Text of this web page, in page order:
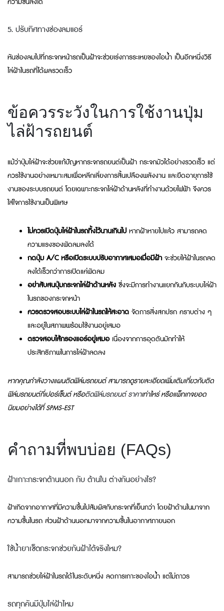
ความชื้นลงได้
5. ปรับทิศทางช่องลมแอร์
หันช่องลมไปที่กระจกหน้ารถเป็นฝ้าจะช่วยเร่งการระเหยของไอน้ำ เป็นอีกหนึ่งวิธี
ไล่ฝ้าในรถที่ได้ผลรวดเร็ว
ข้อควรระวังในการใช้งานปุ่ม
ไล่ฝ้ารถยนต์
แม้ว่าปุ่มไล่ฝ้าจะช่วยแก้ปัญหากระจกรถยนต์เป็นฝ้า กระจกมัวได้อย่างรวดเร็ว แต่
ควรใช้งานอย่างเหมาะสมเพื่อหลีกเลี่ยงการสิ้นเปลืองพลังงาน และยืดอายุการใช้
งานของระบบรถยนต์ โดยเฉพาะกระจกไล่ฝ้าด้านหลังที่ทำงานด้วยไฟฟ้า จึงควร
ใส่ใจการใช้งานเป็นพิเศษ
ไม่ควรเปิดปุ่มไล่ฝ้าในรถทิ้งไว้นานเกินไป หากฝ้าหายไปแล้ว สามารถลด
ความแรงของพัดลมลงได้
กดปุ่ม A/C หรือเปิดระบบปรับอากาศเสมอเมื่อมีฝ้าจะช่วยให้ฝ้าในรถลด
ลงได้เร็วกว่าการเปิดแค่พัดลม
อย่าสับสนปุ่มกระจกไล่ฝ้าด้านหลัง ซึ่งจะมีการทำงานแยกกันกับระบบไล่ฝ้า
ในรถของกระจกหน้า
ควรตรวจสอบระบบไล่ฝ้าในรถให้สะอาด จัดการสิ่งสกปรก คราบต่าง ๆ
และอยู่ในสภาพพร้อมใช้งานอยู่เสมอ
ตรวจสอบไส้กรองแอร์อยู่เสมอเนื่องจากการอุดตันมักทำให้
ประสิทธิภาพในการไล่ฝ้าลดลง
หากคุณกำลังวางแผนติดฟิล์มรถยนต์ สามารถดูรายละเอียดเพิ่มเติมเกี่ยวกับติด
ฟิล์มรถยนต์กี่เปอร์เซ็นต์ หรือติดฟิล์มรถยนต์ ราคาเท่าไหร่ หรือแพ็กเกจยอด
นิยมอย่างได้ที่ SPMS-EST
คำถามที่พบบ่อย (FAQs)
ฝ้าเกาะกระจกด้านนอก กับ ด้านใน ต่างกันอย่างไร?
ฝ้าเกิดจากอากาศที่มีความชื้นไปสัมผัสกับกระจกที่เย็นกว่า โดยฝ้าด้านในมาจาก
ความชื้นในรถ ส่วนฝ้าด้านนอกมาจากความชื้นในอากาศภายนอก
ใช้น้ำยาเช็ดกระจกช่วยกันฝ้าได้จริงไหม?
สามารถช่วยไล่ฝ้าในรถได้ในระดับหนึ่ง ลดการเกาะของไอน้ำ แต่ไม่ถาวร
รถทุกคันมีปุ่มไล่ฝ้าไหม